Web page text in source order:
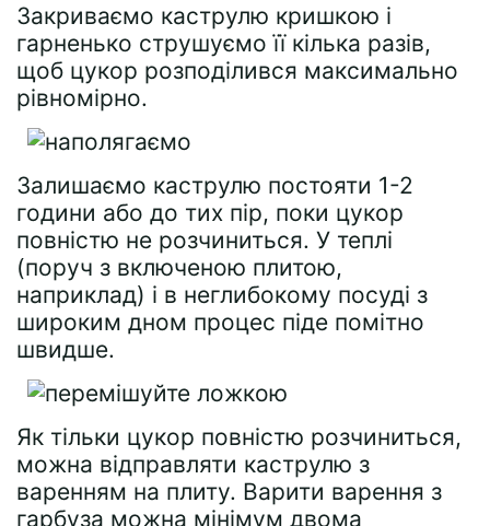
Закриваємо каструлю кришкою і
гарненько струшуємо її кілька разів,
щоб цукор розподілився максимально
рівномірно.
Залишаємо каструлю постояти 1-2
години або до тих пір, поки цукор
повністю не розчиниться. У теплі
(поруч з включеною плитою,
наприклад) і в неглибокому посуді з
широким дном процес піде помітно
швидше.
Як тільки цукор повністю розчиниться,
можна відправляти каструлю з
варенням на плиту. Варити варення з
гарбуза можна мінімум двома